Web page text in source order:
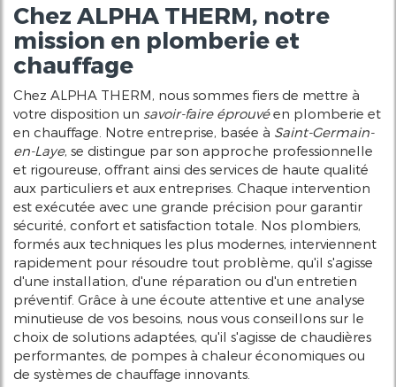
Chez ALPHA THERM, notre
mission en plomberie et
chauffage
Chez ALPHA THERM, nous sommes fiers de mettre à
votre disposition un savoir-faire éprouvéen plomberie et
en chauffage. Notre entreprise, basée à Saint-Germain-
en-Laye, se distingue par son approche professionnelle
et rigoureuse, offrant ainsi des services de haute qualité
aux particuliers et aux entreprises. Chaque intervention
est exécutée avec une grande précision pour garantir
sécurité, confort et satisfaction totale. Nos plombiers,
formés aux techniques les plus modernes, interviennent
rapidement pour résoudre tout problème, qu'il s'agisse
d'une installation, d'une réparation ou d'un entretien
préventif. Grâce à une écoute attentive et une analyse
minutieuse de vos besoins, nous vous conseillons sur le
choix de solutions adaptées, qu'il s'agisse de chaudières
performantes, de pompes à chaleur économiques ou
de systèmes de chauffage innovants.